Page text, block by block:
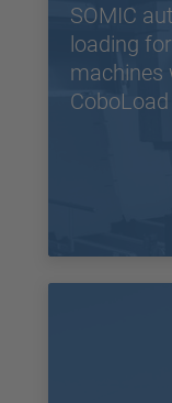
SOMIC
loading
machines